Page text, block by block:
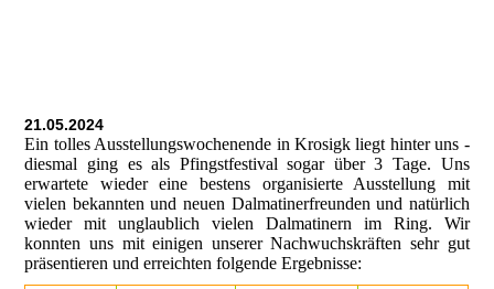
21.05.2024
Ein tolles Ausstellungswochenende in Krosigk liegt hinter uns -
diesmal ging es als Pfingstfestival sogar über 3 Tage. Uns
erwartete wieder eine bestens organisierte Ausstellung mit
vielen bekannten und neuen Dalmatinerfreunden und natürlich
wieder mit unglaublich vielen Dalmatinern im Ring. Wir
konnten uns mit einigen unserer Nachwuchskräften sehr gut
präsentieren und erreichten folgende Ergebnisse: